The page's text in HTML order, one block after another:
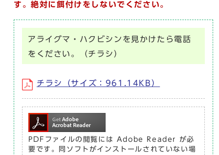
す。絶対に餌付けをしないでください。
アライグマ・ハクビシンを見かけたら電話
をください。（チラシ）
チラシ（サイズ：961.14KB）
PDFファイルの閲覧には Adobe Reader が必
要です。同ソフトがインストールされていない場